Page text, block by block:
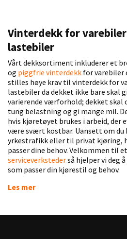
Vinterdekk for
lastebiler
Vårt dekksortiment inkluderer et
og piggfrie vinterdekk for varebiler
stilles høye krav til vinterdekk for
lastebiler da dekket ikke bare skal
varierende værforhold; dekket skal
tung belastning og gi mange mil.
hvis kjøretøyet brukes i arbeid, der
være svært kostbar. Uansett om
yrkestrafikk eller til privat kjøring,
passer dine behov. Velkommen til
serviceverkstederså hjelper vi deg
som passer din kjørestil og behov.
Les mer